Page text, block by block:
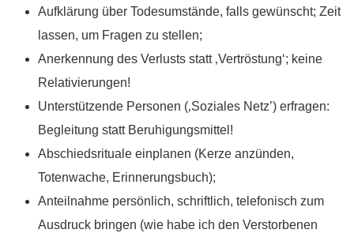
Aufklärung über Todesumstände, falls gewünscht; Zeit
lassen, um Fragen zu stellen;
Anerkennung des Verlusts statt ‚Vertröstung‘; keine
Relativierungen!
Unterstützende Personen (‚Soziales Netz’) erfragen:
Begleitung statt Beruhigungsmittel!
Abschiedsrituale einplanen (Kerze anzünden,
Totenwache, Erinnerungsbuch);
Anteilnahme persönlich, schriftlich, telefonisch zum
Ausdruck bringen (wie habe ich den Verstorbenen